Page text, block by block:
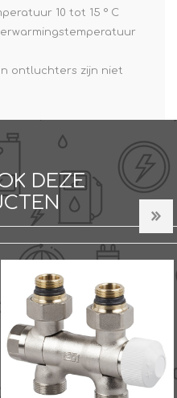
10 tot 15 ° C
ontluchters zijn niet
DEZE